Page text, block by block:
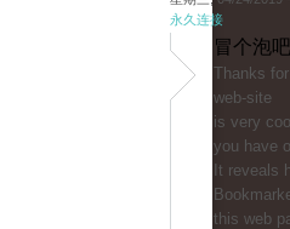
永久连接
冒个泡
Thanks
web-site
is very
you have
It reveals
this web